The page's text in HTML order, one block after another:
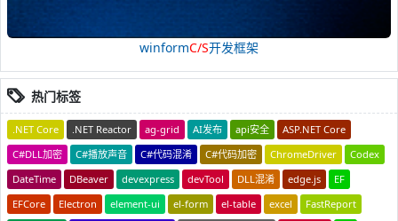
winformC/S开发框架
热门标签
.NET Core .NET Reactor ag-grid AI发布 api安全
ASP.NET Core
C#DLL加密
C#播放声音 C#代码混淆 C#代码加密 ChromeDriver
Codex
DateTime
DBeaver devexpress devTool DLL混淆 edge.js
EF
EFCore
Electron element-ui el-form el-table excel
FastReport